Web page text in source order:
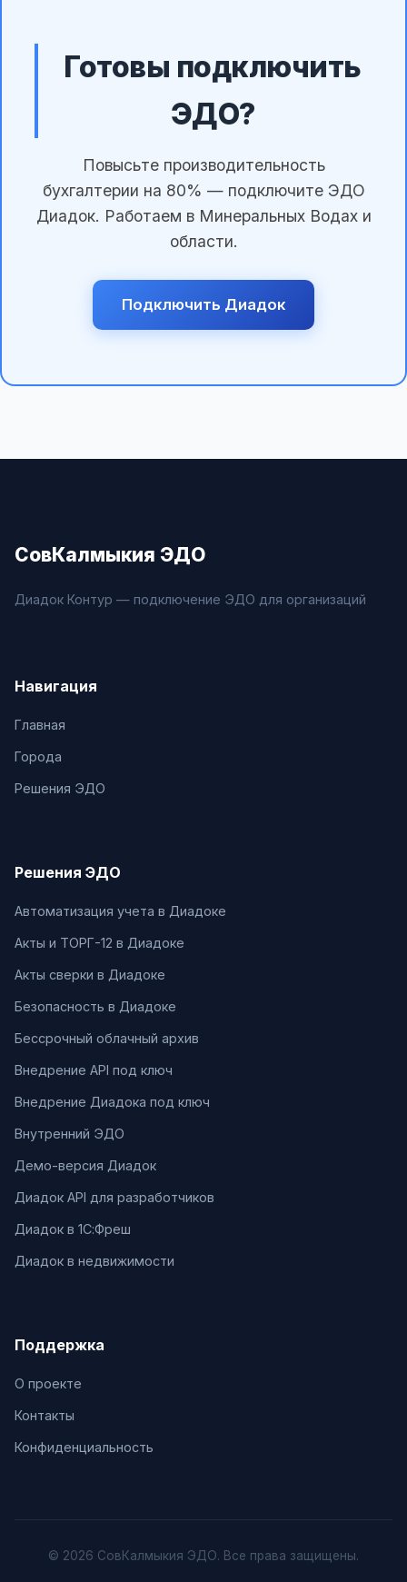
Готовы подключить
ЭДО?
Повысьте производительность
бухгалтерии на 80% — подключите ЭДО
Диадок. Работаем в Минеральных Водах и
области.
Подключить Диадок
СовКалмыкия ЭДО
Диадок Контур — подключение ЭДО для организаций
Навигация
Главная
Города
Решения ЭДО
Решения ЭДО
Автоматизация учета в Диадоке
Акты и ТОРГ-12 в Диадоке
Акты сверки в Диадоке
Безопасность в Диадоке
Бессрочный облачный архив
Внедрение API под ключ
Внедрение Диадока под ключ
Внутренний ЭДО
Демо-версия Диадок
Диадок API для разработчиков
Диадок в 1С:Фреш
Диадок в недвижимости
Поддержка
О проекте
Контакты
Конфиденциальность
© 2026 СовКалмыкия ЭДО. Все права защищены.